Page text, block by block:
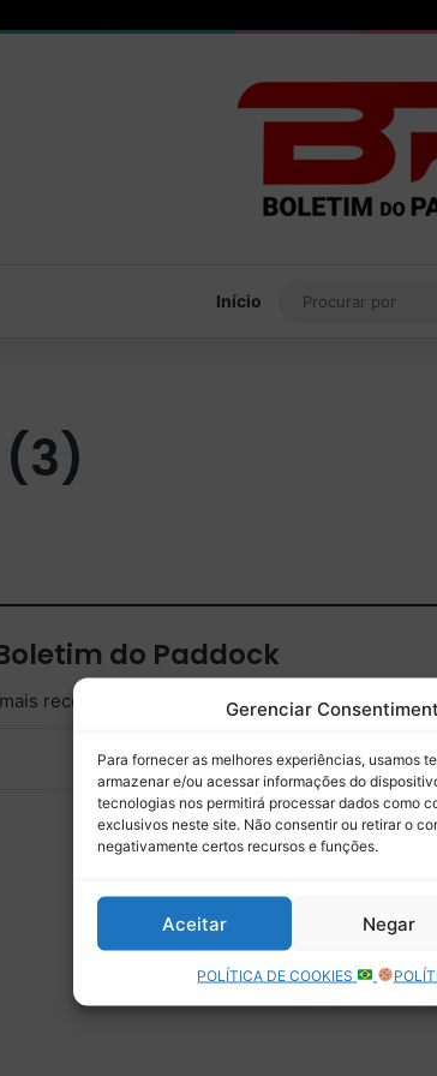
Gerenciar
Para fornecer as melhores experiências, usamos
armazenar e/ou acessar informações do
tecnologias nos permitirá processar dados como
exclusivos neste site. Não consentir ou retirar o
negativamente certos recursos e funções.
Aceitar Negar
POLÍTICA DE COOKIES
Início
do Paddock
recentes por e-mail.